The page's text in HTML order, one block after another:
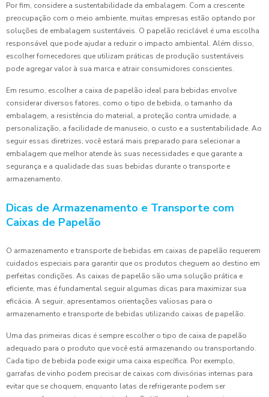
Por fim, considere a sustentabilidade da embalagem. Com a crescente
preocupação com o meio ambiente, muitas empresas estão optando por
soluções de embalagem sustentáveis. O papelão reciclável é uma escolha
responsável que pode ajudar a reduzir o impacto ambiental. Além disso,
escolher fornecedores que utilizam práticas de produção sustentáveis
pode agregar valor à sua marca e atrair consumidores conscientes.
Em resumo, escolher a caixa de papelão ideal para bebidas envolve
considerar diversos fatores, como o tipo de bebida, o tamanho da
embalagem, a resistência do material, a proteção contra umidade, a
personalização, a facilidade de manuseio, o custo e a sustentabilidade. Ao
seguir essas diretrizes, você estará mais preparado para selecionar a
embalagem que melhor atende às suas necessidades e que garante a
segurança e a qualidade das suas bebidas durante o transporte e
armazenamento.
Dicas de Armazenamento e Transporte com
Caixas de Papelão
O armazenamento e transporte de bebidas em caixas de papelão requerem
cuidados especiais para garantir que os produtos cheguem ao destino em
perfeitas condições. As caixas de papelão são uma solução prática e
eficiente, mas é fundamental seguir algumas dicas para maximizar sua
eficácia. A seguir, apresentamos orientações valiosas para o
armazenamento e transporte de bebidas utilizando caixas de papelão.
Uma das primeiras dicas é sempre escolher o tipo de caixa de papelão
adequado para o produto que você está armazenando ou transportando.
Cada tipo de bebida pode exigir uma caixa específica. Por exemplo,
garrafas de vinho podem precisar de caixas com divisórias internas para
evitar que se choquem, enquanto latas de refrigerante podem ser